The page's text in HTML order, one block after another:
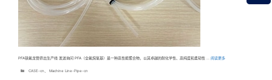
PFA铁氟龙管挤出生产线 发送询问 PFA（全氟烷氧基）是一种高性能聚合物，以其卓越的耐化学性、高纯度和柔韧性 … 阅读更多
分CASE-cn Machine Line-Pipe-cn